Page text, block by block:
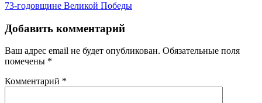
записям
73-годовщине Великой Победы
Добавить комментарий
Ваш адрес email не будет опубликован. Обязательные поля
помечены *
Комментарий *